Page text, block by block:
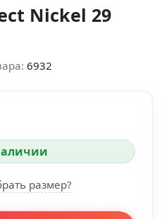
Nickel 29
6932
размер?